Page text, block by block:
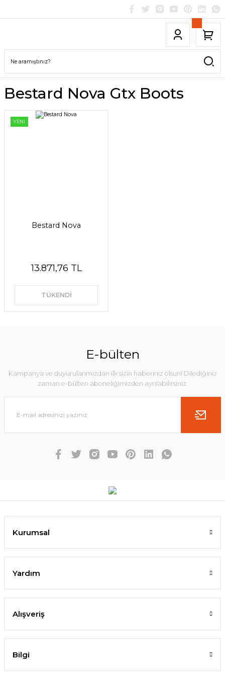
Bestard Nova Gtx Boots
YENİ
Bestard Nova
13.871,76 TL
TÜKENDİ
E-bülten
Kampanya ve duyurularımızdan ilk sizin haberiniz olsun! Dilediğiniz
zaman e-bülten aboneliğimizden ayrılabilirsiniz.
Kurumsal
Yardım
Alışveriş
Bilgi